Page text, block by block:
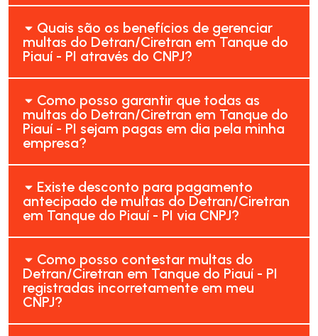
Quais são os benefícios de gerenciar
multas do Detran/Ciretran em Tanque do
Piauí - PI através do CNPJ?
Como posso garantir que todas as
multas do Detran/Ciretran em Tanque do
Piauí - PI sejam pagas em dia pela minha
empresa?
Existe desconto para pagamento
antecipado de multas do Detran/Ciretran
em Tanque do Piauí - PI via CNPJ?
Como posso contestar multas do
Detran/Ciretran em Tanque do Piauí - PI
registradas incorretamente em meu
CNPJ?